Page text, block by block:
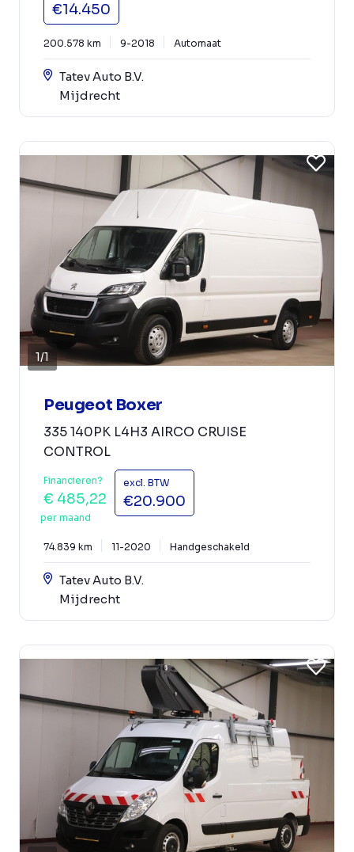
€14.450
200.578 km 9-2018 Automaat
Tatev Auto B.V.
Mijdrecht
1/1
Peugeot Boxer
335 140PK L4H3 AIRCO CRUISE
CONTROL
Financieren?
€ 485,22
per maand
excl. BTW
€20.900
74.839 km 11-2020 Handgeschakeld
Tatev Auto B.V.
Mijdrecht